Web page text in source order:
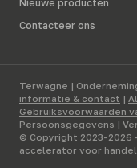
Nieuwe producten
Contacteer ons
Terwagne |
informatie & contact |
Gebruiksvoorwaarden
Persoonsgegevens |
© Copyright 2023-2026
accelerator voor